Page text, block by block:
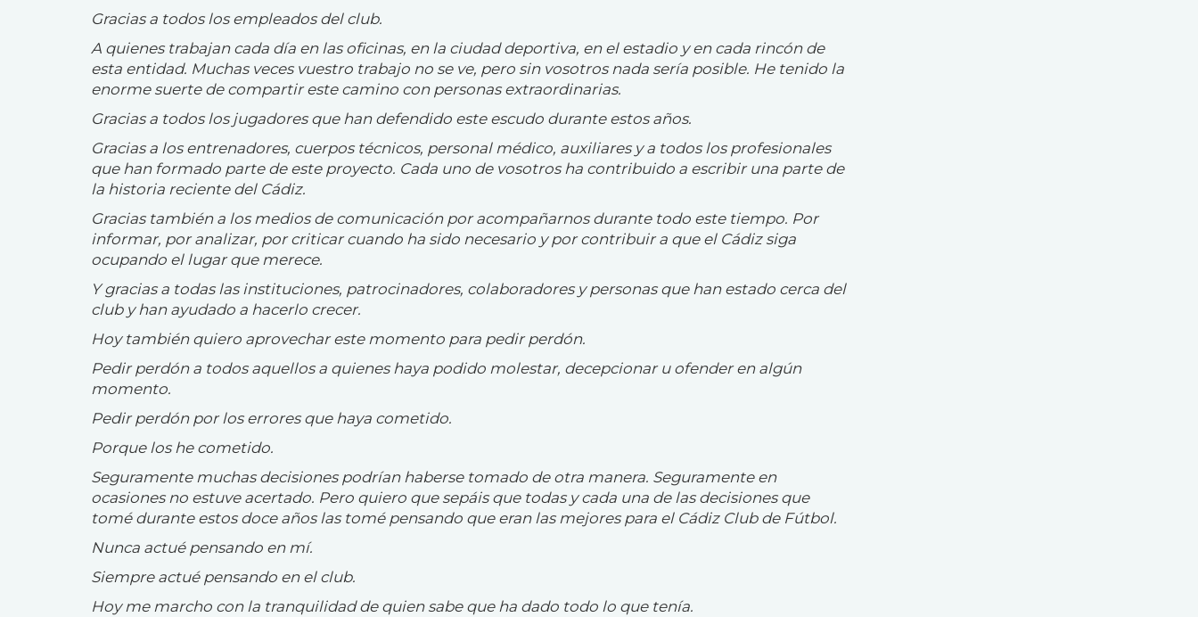
Gracias a todos los empleados del club.
A quienes trabajan cada día en las oficinas, en la ciudad deportiva, en el estadio y en cada rincón de
esta entidad. Muchas veces vuestro trabajo no se ve, pero sin vosotros nada sería posible. He tenido la
enorme suerte de compartir este camino con personas extraordinarias.
Gracias a todos los jugadores que han defendido este escudo durante estos años.
Gracias a los entrenadores, cuerpos técnicos, personal médico, auxiliares y a todos los profesionales
que han formado parte de este proyecto. Cada uno de vosotros ha contribuido a escribir una parte de
la historia reciente del Cádiz.
Gracias también a los medios de comunicación por acompañarnos durante todo este tiempo. Por
informar, por analizar, por criticar cuando ha sido necesario y por contribuir a que el Cádiz siga
ocupando el lugar que merece.
Y gracias a todas las instituciones, patrocinadores, colaboradores y personas que han estado cerca del
club y han ayudado a hacerlo crecer.
Hoy también quiero aprovechar este momento para pedir perdón.
Pedir perdón a todos aquellos a quienes haya podido molestar, decepcionar u ofender en algún
momento.
Pedir perdón por los errores que haya cometido.
Porque los he cometido.
Seguramente muchas decisiones podrían haberse tomado de otra manera. Seguramente en
ocasiones no estuve acertado. Pero quiero que sepáis que todas y cada una de las decisiones que
tomé durante estos doce años las tomé pensando que eran las mejores para el Cádiz Club de Fútbol.
Nunca actué pensando en mí.
Siempre actué pensando en el club.
Hoy me marcho con la tranquilidad de quien sabe que ha dado todo lo que tenía.